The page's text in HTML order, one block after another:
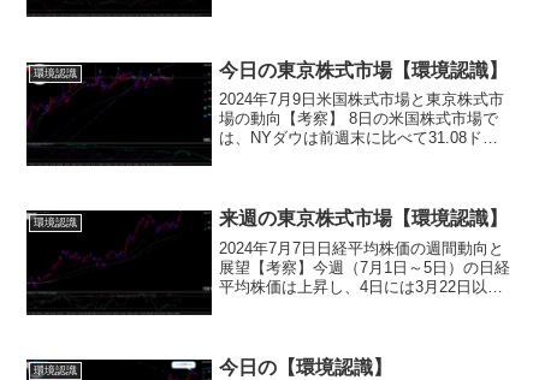
請...
環境認識 今日の東京株式市場【環境認識】
2024年7月9日米国株式市場と東京株式市
場の動向【考察】 8日の米国株式市場で
は、NYダウは前週末に比べて31.08ドル
環境認識 来週の東京株式市場【環境認識】
2024年7月7日日経平均株価の週間動向と
展望【考察】今週（7月1日～5日）の日経
平均株価は上昇し、4日には3月22日以来
環境認識 今日の【環境認識】